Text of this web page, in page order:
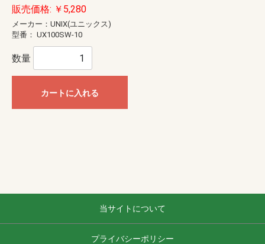
販売価格: ￥5,280
メーカー：UNIX(ユニックス)
型番： UX100SW-10
数量
カートに入れる
当サイトについて
プライバシーポリシー